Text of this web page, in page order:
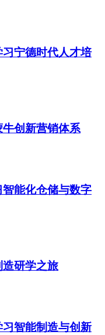
宁德时代人才培
创新营销体系
能化仓储与数字
研学之旅
智能制造与创新